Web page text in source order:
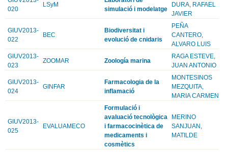
020
LSyM
simulació i modelatge
DURA, RAFAEL
JAVIER
GIUV2013-
022
BEC
Biodiversitat i
evolució de cnidaris
PEÑA
CANTERO,
ALVARO LUIS
GIUV2013-
023
ZOOMAR Zoología marina
RAGA ESTEVE,
JUAN ANTONIO
GIUV2013-
024
GINFAR
Farmacologia de la
inflamació
MONTESINOS
MEZQUITA,
MARIA CARMEN
GIUV2013-
025
EVALUAMECO
Formulació i
avaluació tecnològica
i farmacocinètica de
medicaments i
cosmètics
MERINO
SANJUAN,
MATILDE